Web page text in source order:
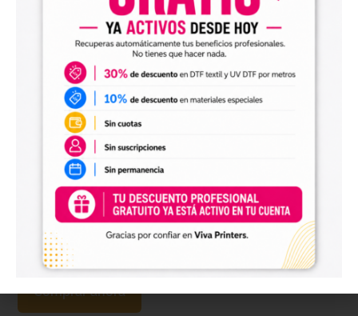
Amortecedor Epson I3200
Comprar ahora